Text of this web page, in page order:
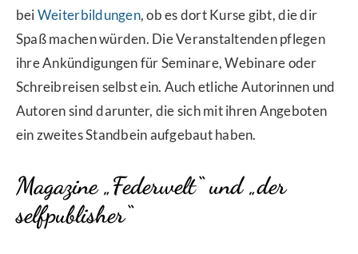
beiWeiterbildungen, ob es dort Kurse gibt, die dir
Spaß machen würden. Die Veranstaltenden pflegen
ihre Ankündigungen für Seminare, Webinare oder
Schreibreisen selbst ein. Auch etliche Autorinnen und
Autoren sind darunter, die sich mit ihren Angeboten
ein zweites Standbein aufgebaut haben.
Magazine „Federwelt“ und „der
selfpublisher“